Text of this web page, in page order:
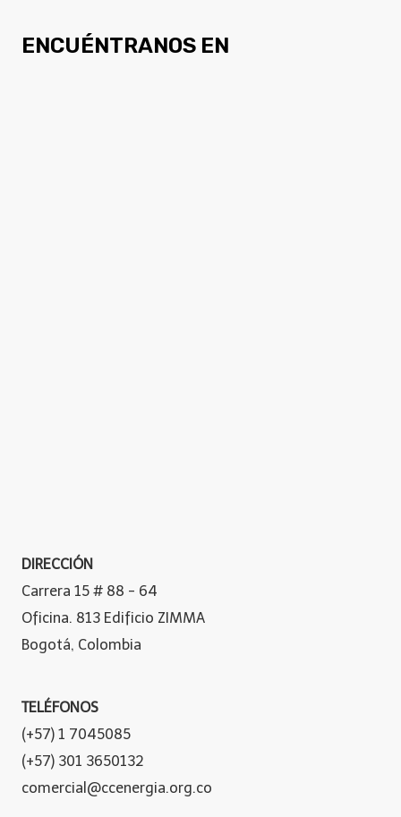
ENCUÉNTRANOS EN
DIRECCIÓN
Carrera 15 # 88 - 64
Oficina. 813 Edificio ZIMMA
Bogotá, Colombia
TELÉFONOS
(+57) 1 7045085
(+57) 301 3650132
comercial@ccenergia.org.co